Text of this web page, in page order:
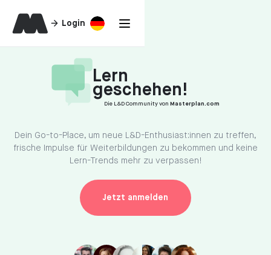
Login
Lern
geschehen!
Die L&D Community von Masterplan.com
Dein Go-to-Place, um neue L&D-Enthusiast:innen zu treffen,
frische Impulse für Weiterbildungen zu bekommen und keine
Lern-Trends mehr zu verpassen!
Jetzt anmelden